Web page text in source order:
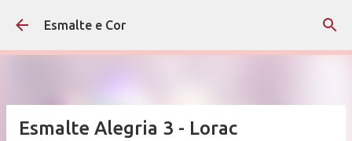
Pular para o conteúdo principal
Esmalte e Cor
Esmalte Alegria 3 - Lorac